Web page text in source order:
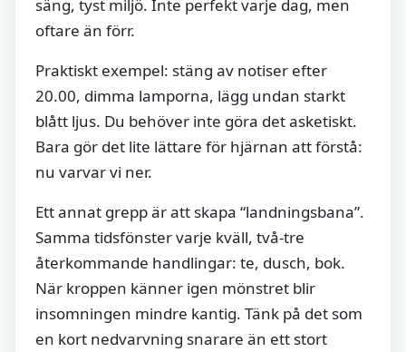
säng, tyst miljö. Inte perfekt varje dag, men
oftare än förr.
Praktiskt exempel: stäng av notiser efter
20.00, dimma lamporna, lägg undan starkt
blått ljus. Du behöver inte göra det asketiskt.
Bara gör det lite lättare för hjärnan att förstå:
nu varvar vi ner.
Ett annat grepp är att skapa “landningsbana”.
Samma tidsfönster varje kväll, två-tre
återkommande handlingar: te, dusch, bok.
När kroppen känner igen mönstret blir
insomningen mindre kantig. Tänk på det som
en kort nedvarvning snarare än ett stort